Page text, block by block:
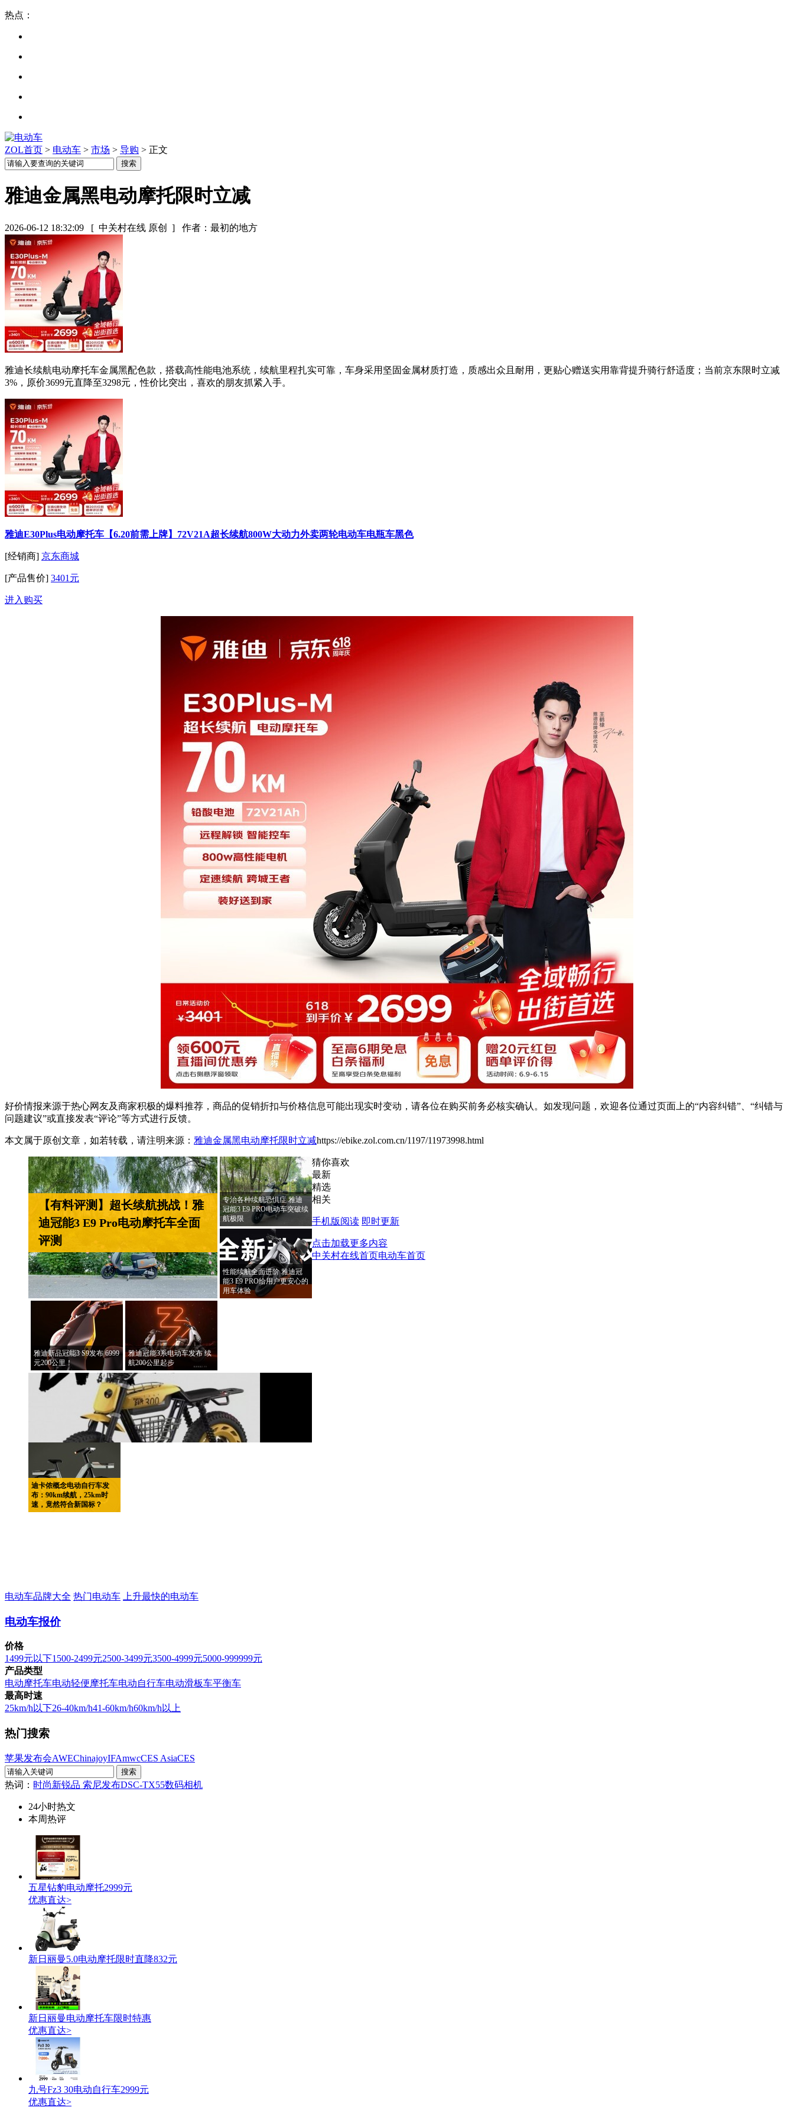
热点：
ZOL首页 > 电动车 > 市场 > 导购 > 正文
雅迪金属黑电动摩托限时立减
2026-06-12 18:32:09 [ 中关村在线 原创 ] 作者：最初的地方
雅迪长续航电动摩托车金属黑配色款，搭载高性能电池系统，续航里程扎实可靠，车身采用坚固金属材质打造，质感出众且耐用，更贴心赠送实用靠背提升骑行舒适度；当前京东限时立减
3%，原价3699元直降至3298元，性价比突出，喜欢的朋友抓紧入手。
雅迪E30Plus电动摩托车【6.20前需上牌】72V21A超长续航800W大动力外卖两轮电动车电瓶车黑色
[经销商] 京东商城
[产品售价] 3401元
进入购买
好价情报来源于热心网友及商家积极的爆料推荐，商品的促销折扣与价格信息可能出现实时变动，请各位在购买前务必核实确认。如发现问题，欢迎各位通过页面上的“内容纠错”、“纠错与
问题建议”或直接发表“评论”等方式进行反馈。
本文属于原创文章，如若转载，请注明来源： 雅迪金属黑电动摩托限时立减https://ebike.zol.com.cn/1197/11973998.html
【有料评测】超长续航挑战！雅
迪冠能3 E9 Pro电动摩托车全面
评测
专治各种续航恐惧症 雅迪
冠能3 E9 PRO电动车突破续
航极限
性能续航全面进阶 雅迪冠
能3 E9 PRO给用户更安心的
用车体验
雅迪新品冠能3 S9发布 6999
元200公里！
雅迪冠能3系电动车发布 续
航200公里起步
迪卡侬概念电动自行车发
布：90km续航，25km时
速，竟然符合新国标？
猜你喜欢
最新
精选
相关
手机版阅读 即时更新
点击加载更多内容
中关村在线首页电动车首页
电动车品牌大全 热门电动车 上升最快的电动车
电动车报价
价格
1499元以下1500-2499元2500-3499元3500-4999元5000-999999元
产品类型
电动摩托车电动轻便摩托车电动自行车电动滑板车平衡车
最高时速
25km/h以下26-40km/h41-60km/h60km/h以上
热门搜索
苹果发布会AWEChinajoyIFAmwcCES AsiaCES
热词： 时尚新锐品 索尼发布DSC-TX55数码相机
24小时热文
本周热评
五星钻豹电动摩托2999元
优惠直达>
新日丽曼5.0电动摩托限时直降832元
新日丽曼电动摩托车限时特惠
优惠直达>
九号Fz3 30电动自行车2999元
优惠直达>